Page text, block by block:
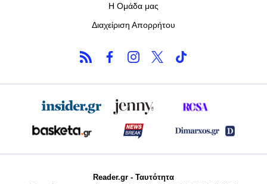
Η Ομάδα μας
Διαχείριση Απορρήτου
Reader.gr - Ταυτότητα